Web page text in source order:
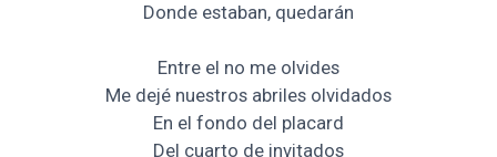
Donde estaban, quedarán
Entre el no me olvides
Me dejé nuestros abriles olvidados
En el fondo del placard
Del cuarto de invitados